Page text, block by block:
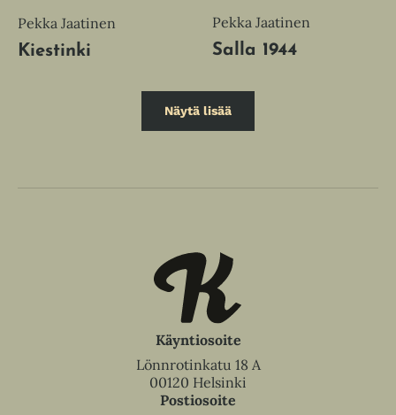
Pekka Jaatinen
Kiestinki
Pekka Jaatinen
Salla 1944
Näytä lisää
Käyntiosoite
Lönnrotinkatu 18 A
00120 Helsinki
Postiosoite